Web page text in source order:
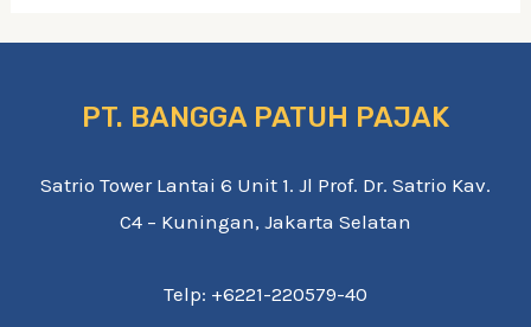
PT. BANGGA PATUH PAJAK
Satrio Tower Lantai 6 Unit 1. Jl Prof. Dr. Satrio Kav.
C4 – Kuningan, Jakarta Selatan
Telp: +6221-220579-40